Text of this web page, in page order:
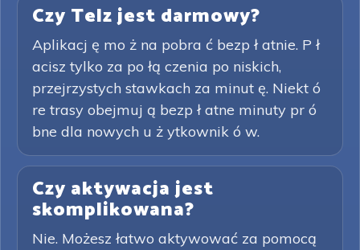
Czy Telz jest darmowy?
Aplikacj ę mo ż na pobra ć bezp ł atnie. P ł
acisz tylko za po łą czenia po niskich,
przejrzystych stawkach za minut ę. Niekt ó
re trasy obejmuj ą bezp ł atne minuty pr ó
bne dla nowych u ż ytkownik ó w.
Czy aktywacja jest
skomplikowana?
Nie. Możesz łatwo aktywować za pomocą